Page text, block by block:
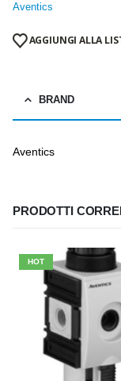
Aventics
AGGIUNGI ALLA
BRAND
Aventics
PRODOTTI
HOT